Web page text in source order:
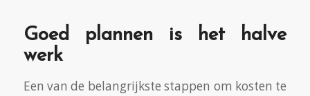
Goed plannen is het halve
werk
Een van de belangrijkste stappen om kosten te